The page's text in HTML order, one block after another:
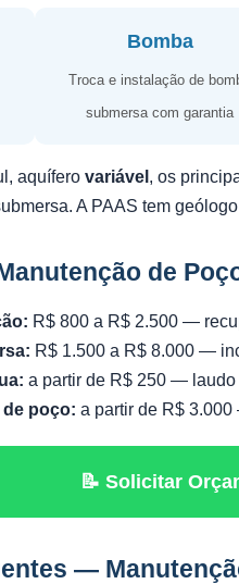
Bomba
Troca e instalação de
submersa com garantia
aquífero variável , os
A PAAS tem
de
R$ 800 a R$ 2.500 —
R$ 1.500 a R$ 8.000 —
a partir de R$ 250 —
poço: a partir de R$
📝 Solicitar
—